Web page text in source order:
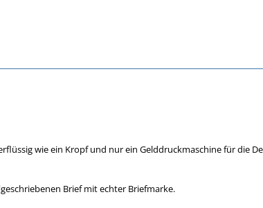
wie ein Kropf und nur ein Gelddruckmaschine für die
Brief mit echter Briefmarke.